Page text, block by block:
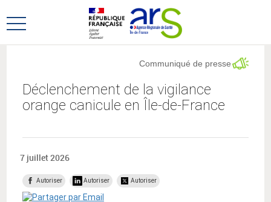
au
menu
au
contenu
Ouvrir
Déclenchement de la vigilance
orange canicule en Île-de-France
Communiqué de presse
7 juillet 2026
Autoriser Autoriser Autoriser